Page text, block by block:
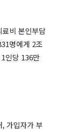
비 본인부담
명에게 2조
인당 136만
가입자가 부